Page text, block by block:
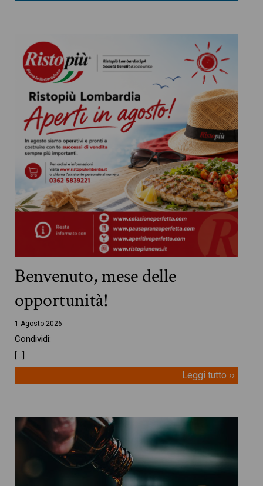
Benvenuto, mese delle
opportunità!
1 Agosto 2026
Condividi:
[…]
Leggi tutto ››